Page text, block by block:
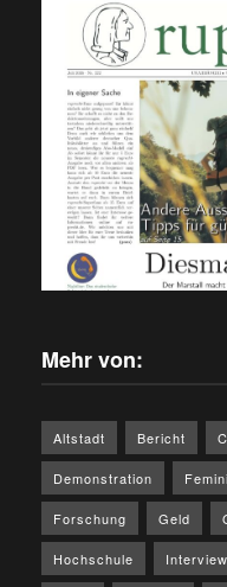
Mehr von:
Altstadt Bericht
Demonstration
Forschung Geld
Hochschule Interview